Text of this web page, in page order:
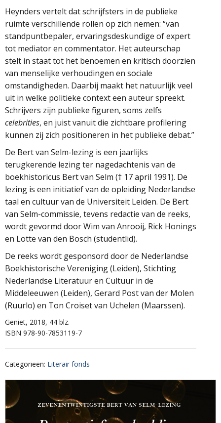
Heynders vertelt dat schrijfsters in de publieke
ruimte verschillende rollen op zich nemen: “van
standpuntbepaler, ervaringsdeskundige of expert
tot mediator en commentator. Het auteurschap
stelt in staat tot het benoemen en kritisch doorzien
van menselijke verhoudingen en sociale
omstandigheden. Daarbij maakt het natuurlijk veel
uit in welke politieke context een auteur spreekt.
Schrijvers zijn publieke figuren, soms zelfs
celebrities, en juist vanuit die zichtbare profilering
kunnen zij zich positioneren in het publieke debat.”
De Bert van Selm-lezing is een jaarlijks
terugkerende lezing ter nagedachtenis van de
boekhistoricus Bert van Selm († 17 april 1991). De
lezing is een initiatief van de opleiding Nederlandse
taal en cultuur van de Universiteit Leiden. De Bert
van Selm-commissie, tevens redactie van de reeks,
wordt gevormd door Wim van Anrooij, Rick Honings
en Lotte van den Bosch (studentlid).
De reeks wordt gesponsord door de Nederlandse
Boekhistorische Vereniging (Leiden), Stichting
Nederlandse Literatuur en Cultuur in de
Middeleeuwen (Leiden), Gerard Post van der Molen
(Ruurlo) en Ton Croiset van Uchelen (Maarssen).
Geniet, 2018, 44 blz.
ISBN 978-90-7853119-7
Categorieën: Literair fonds